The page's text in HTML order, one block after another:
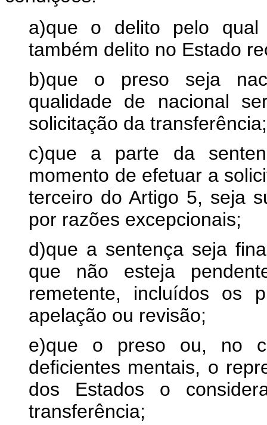
a)que o delito pelo
também delito no Estado
b)que o preso seja
qualidade de nacional
solicitação da transferência;
c)que a parte da
momento de efetuar a
terceiro do Artigo 5, seja
por razões excepcionais;
d)que a sentença seja
que não esteja
remetente, incluídos os
apelação ou revisão;
e)que o preso ou, no
deficientes mentais, o
dos Estados o
transferência;